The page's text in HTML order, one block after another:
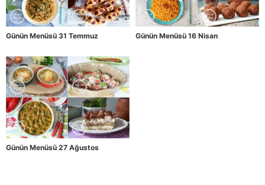
Günün Menüsü 31 Temmuz Günün Menüsü 16 Nisan
Günün Menüsü 27 Ağustos